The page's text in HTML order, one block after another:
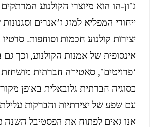
ג’ון-הו הוא מיוצרי הקולנוע
ייחודי המפליא למזג ז’אנרים
יצירות קולנוע חכמות וסוחפות.
אינסופית של אמנות הקולנוע, וכך
‘פרזיטים’, סאטירה חברתית
בסוגיה חברתית גלובאלית באופן
עם שפע של יצירתיות והברקות
אנו גאים לפתוח את הפסטיבל השנה